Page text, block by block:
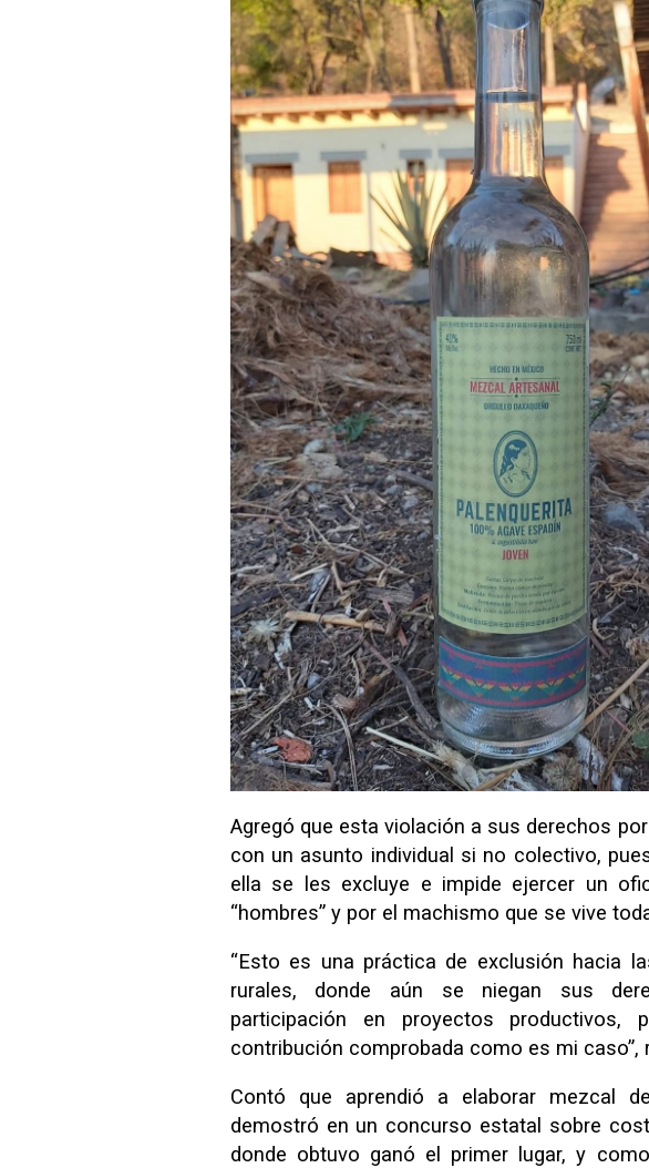
Agregó que esta violación a sus derechos
con un asunto individual si no colectivo,
ella se les excluye e impide ejercer un
“hombres” y por el machismo que se vive
“Esto es una práctica de exclusión hacia
rurales, donde aún se niegan sus
participación en proyectos
contribución comprobada como es mi caso”,
Contó que aprendió a elaborar mezcal
demostró en un concurso estatal sobre
donde obtuvo ganó el primer lugar, y